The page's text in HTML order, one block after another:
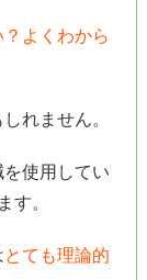
よくわから
れません。
使用してい
す。
とても理論的